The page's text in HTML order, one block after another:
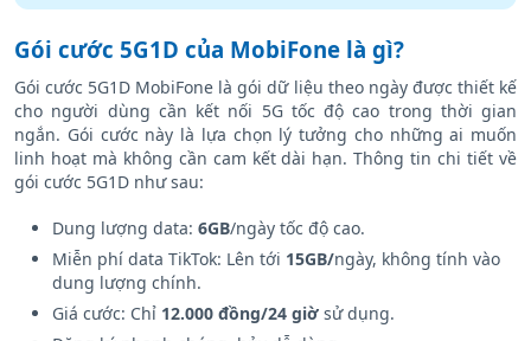
MobiFone
Gói cước 5G1D của MobiFone là gì?
Gói cước 5G1D MobiFone là gói dữ liệu theo ngày được thiết kế
cho người dùng cần kết nối 5G tốc độ cao trong thời gian
ngắn. Gói cước này là lựa chọn lý tưởng cho những ai muốn
linh hoạt mà không cần cam kết dài hạn. Thông tin chi tiết về
Dung lượng data:6GB/ngày tốc độ cao.
Miễn phí data TikTok: Lên tới
dung lượng chính.